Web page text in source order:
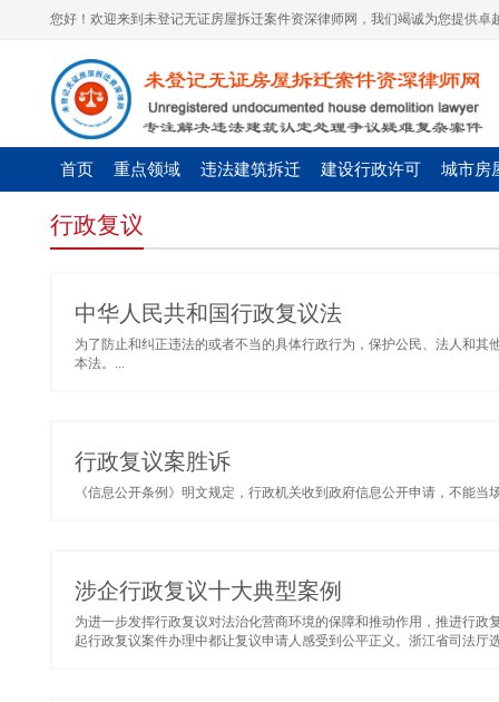
您好！欢迎来到未登记无证房屋拆迁案件资深律师网，我们竭诚为您提供卓
首页 重点领域 违法建筑拆迁 建设行政许可 城市房
行政复议
中华人民共和国行政复议法
为了防止和纠正违法的或者不当的具体行政行为，保护公民、法人和
本法。...
行政复议案胜诉
《信息公开条例》明文规定，行政机关收到政府信息公开申请，不能
涉企行政复议十大典型案例
为进一步发挥行政复议对法治化营商环境的保障和推动作用，推进行
起行政复议案件办理中都让复议申请人感受到公平正义。浙江省司法